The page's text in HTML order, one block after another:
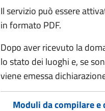
Il servizio può essere
in formato PDF.
Dopo aver ricevuto la
lo stato dei luoghi e, se
viene emessa
Moduli da compilare